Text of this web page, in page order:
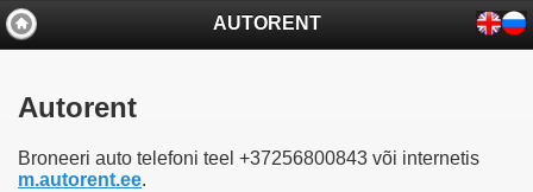
AUTORENT
Autorent
Broneeri auto telefoni teel +37256800843 või internetis
m.autorent.ee.